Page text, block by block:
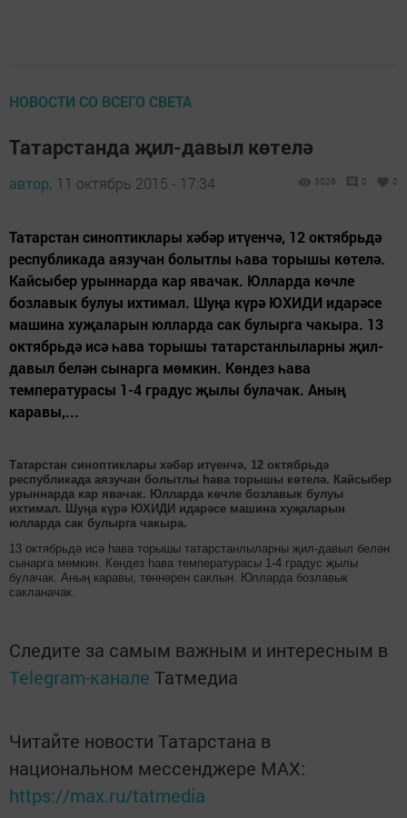
НОВОСТИ СО ВСЕГО СВЕТА
Татарстанда җил-давыл көтелә
автор, 11 октябрь 2015 - 17:34 3026 0 0
Татарстан синоптиклары хәбәр итүенчә, 12 октябрьдә
республикада аязучан болытлы һава торышы көтелә.
Кайсыбер урыннарда кар явачак. Юлларда көчле
бозлавык булуы ихтимал. Шуңа күрә ЮХИДИ идарәсе
машина хуҗаларын юлларда сак булырга чакыра. 13
октябрьдә исә һава торышы татарстанлыларны җил-
давыл белән сынарга мөмкин. Көндез һава
температурасы 1-4 градус җылы булачак. Аның
каравы,...
Татарстан синоптиклары хәбәр итүенчә, 12 октябрьдә
республикада аязучан болытлы һава торышы көтелә. Кайсыбер
урыннарда кар явачак. Юлларда көчле бозлавык булуы
ихтимал. Шуңа күрә ЮХИДИ идарәсе машина хуҗаларын
юлларда сак булырга чакыра.
13 октябрьдә исә һава торышы татарстанлыларны җил-давыл белән
сынарга мөмкин. Көндез һава температурасы 1-4 градус җылы
булачак. Аның каравы, төннәрен саклын. Юлларда бозлавык
сакланачак.
Следите за самым важным и интересным в
Telegram-канале Татмедиа
Читайте новости Татарстана в
национальном мессенджере MАХ:
https://max.ru/tatmedia